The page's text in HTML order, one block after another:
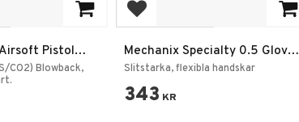
Pistol
CO2) Blowback,
Add to favorites
Mechanix Specialty 0.5 Gloves
– Covert Svart
Slitstarka, flexibla handskar
343 KR